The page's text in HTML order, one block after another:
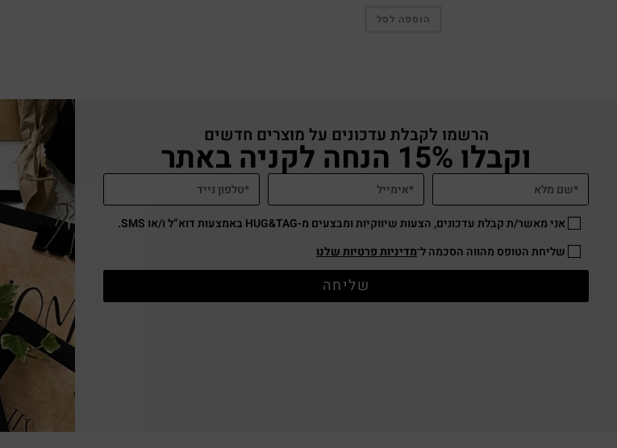
הוספה לסל
הרשמו לקבלת עדכונים על מוצרים חדשים
וקבלו 15% הנחה לקניה באתר
אני מאשר/ת קבלת עדכונים, הצעות שיווקיות ומבצעים מ-HUG&TAG באמצעות דוא”ל ו/או SMS.
שליחת הטופס מהווה הסכמה ל־מדיניות פרטיות שלנו
שליחה